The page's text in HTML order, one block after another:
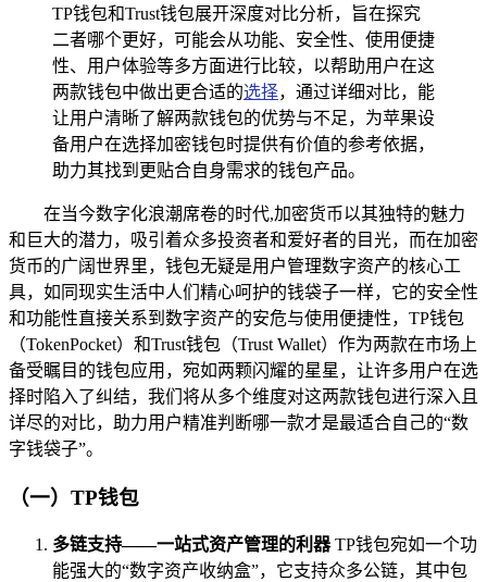
TP钱包和Trust钱包展开深度对比分析，旨在探究
二者哪个更好，可能会从功能、安全性、使用便捷
性、用户体验等多方面进行比较，以帮助用户在这
两款钱包中做出更合适的选择，通过详细对比，能
让用户清晰了解两款钱包的优势与不足，为苹果设
备用户在选择加密钱包时提供有价值的参考依据，
助力其找到更贴合自身需求的钱包产品。
在当今数字化浪潮席卷的时代,加密货币以其独特的魅力
和巨大的潜力，吸引着众多投资者和爱好者的目光，而在加密
货币的广阔世界里，钱包无疑是用户管理数字资产的核心工
具，如同现实生活中人们精心呵护的钱袋子一样，它的安全性
和功能性直接关系到数字资产的安危与使用便捷性，TP钱包
（TokenPocket）和Trust钱包（Trust Wallet）作为两款在市场上
备受瞩目的钱包应用，宛如两颗闪耀的星星，让许多用户在选
择时陷入了纠结，我们将从多个维度对这两款钱包进行深入且
详尽的对比，助力用户精准判断哪一款才是最适合自己的“数
字钱袋子”。
（一）TP钱包
多链支持——一站式资产管理的利器TP钱包宛如一个功
能强大的“数字资产收纳盒”，它支持众多公链，其中包